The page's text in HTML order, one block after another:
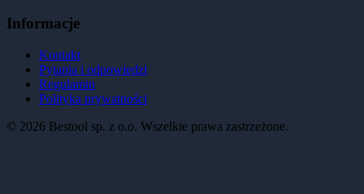
Informacje
Kontakt
Pytania i odpowiedzi
Regulamin
Polityka prywatności
© 2026 Bestool sp. z o.o. Wszelkie prawa zastrzeżone.